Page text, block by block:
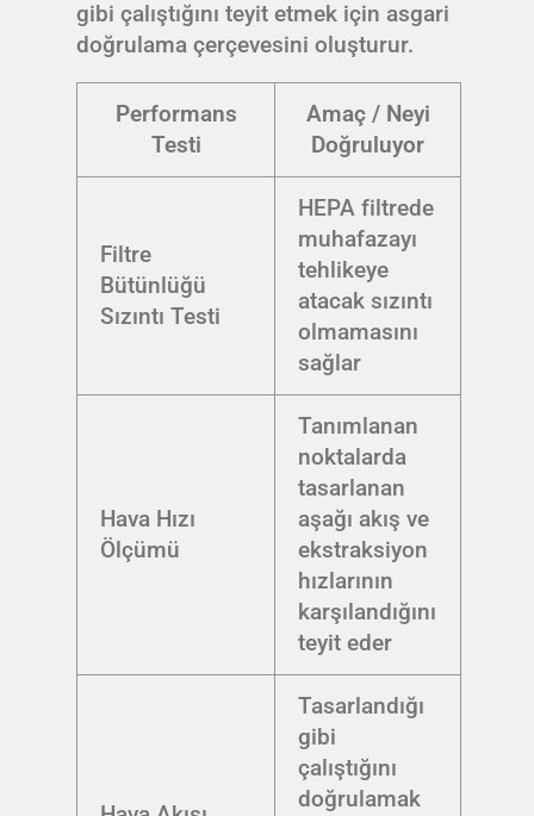
gibi çalıştığını teyit etmek için asgari
doğrulama çerçevesini oluşturur.
Performans
Testi
Amaç / Neyi
Doğruluyor
Filtre
Bütünlüğü
Sızıntı Testi
HEPA filtrede
muhafazayı
tehlikeye
atacak sızıntı
olmamasını
sağlar
Hava Hızı
Ölçümü
Tanımlanan
noktalarda
tasarlanan
aşağı akış ve
ekstraksiyon
hızlarının
karşılandığını
teyit eder
Tasarlandığı
gibi
çalıştığını
doğrulamak